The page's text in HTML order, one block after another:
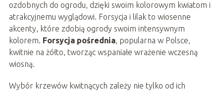
ozdobnych do ogrodu, dzięki swoim kolorowym kwiatom i
atrakcyjnemu wyglądowi. Forsycja i lilak to wiosenne
akcenty, które zdobią ogrody swoim intensywnym
kolorem. Forsycja pośrednia, popularna w Polsce,
kwitnie na żółto, tworząc wspaniałe wrażenie wczesną
wiosną.
Wybór krzewów kwitnących zależy nie tylko od ich